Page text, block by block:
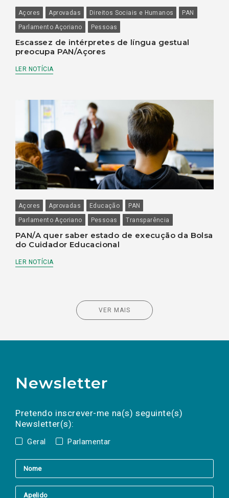
Açores Aprovadas Direitos Sociais e Humanos
PAN
Parlamento Açoriano
Pessoas
Escassez de intérpretes de língua gestual
preocupa PAN/Açores
LER NOTÍCIA
Açores Aprovadas Educação
PAN
Parlamento Açoriano
Pessoas Transparência
PAN/A quer saber estado de execução da Bolsa
do Cuidador Educacional
LER NOTÍCIA
VER MAIS
Newsletter
Pretendo inscrever-me na(s) seguinte(s)
Newsletter(s):
Geral Parlamentar
a(s) newsletter(s).
mail